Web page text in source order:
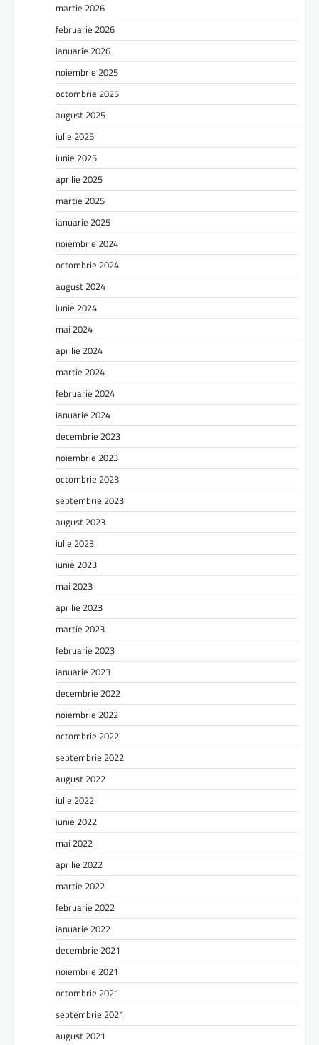
martie 2026
februarie 2026
ianuarie 2026
noiembrie 2025
octombrie 2025
august 2025
iulie 2025
iunie 2025
aprilie 2025
martie 2025
ianuarie 2025
noiembrie 2024
octombrie 2024
august 2024
iunie 2024
mai 2024
aprilie 2024
martie 2024
februarie 2024
ianuarie 2024
decembrie 2023
noiembrie 2023
octombrie 2023
septembrie 2023
august 2023
iulie 2023
iunie 2023
mai 2023
aprilie 2023
martie 2023
februarie 2023
ianuarie 2023
decembrie 2022
noiembrie 2022
octombrie 2022
septembrie 2022
august 2022
iulie 2022
iunie 2022
mai 2022
aprilie 2022
martie 2022
februarie 2022
ianuarie 2022
decembrie 2021
noiembrie 2021
octombrie 2021
septembrie 2021
august 2021